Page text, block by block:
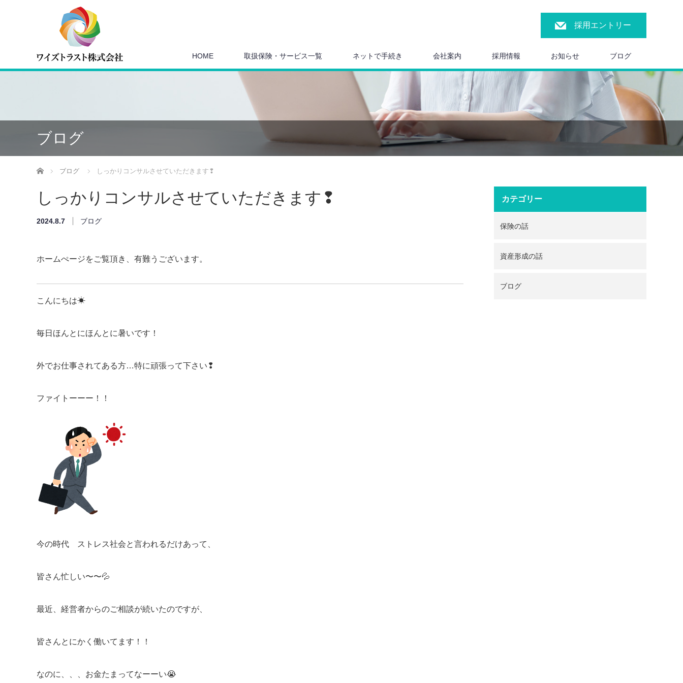
採用エントリー
HOME 取扱保険・サービス一覧 ネットで手続き 会社案内 採用情報 お知らせ ブログ
ブログ
ホーム ブログ しっかりコンサルさせていただきます❢
しっかりコンサルさせていただきます❢
2024.8.7 ブログ
ホームぺージをご覧頂き、有難うございます。
こんにちは☀
毎日ほんとにほんとに暑いです！
外でお仕事されてある方…特に頑張って下さい❢
ファイトーーー！！
今の時代 ストレス社会と言われるだけあって、
皆さん忙しい〜〜💦
最近、経営者からのご相談が続いたのですが、
皆さんとにかく働いてます！！
なのに、、、お金たまってなーーい😭
カテゴリー
保険の話
資産形成の話
ブログ